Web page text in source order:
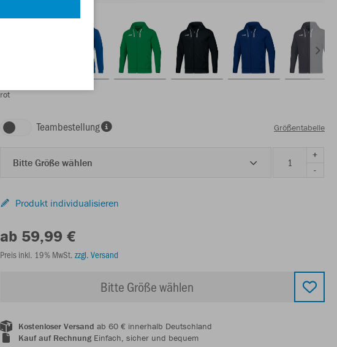
rot
Teambestellung Größentabelle
Bitte Größe wählen
+
-
Produkt individualisieren
ab 59,99 €
Preis inkl. 19% MwSt. zzgl. Versand
Bitte Größe wählen
Kostenloser Versand ab 60 € innerhalb Deutschland
Kauf auf RechnungEinfach, sicher und bequem